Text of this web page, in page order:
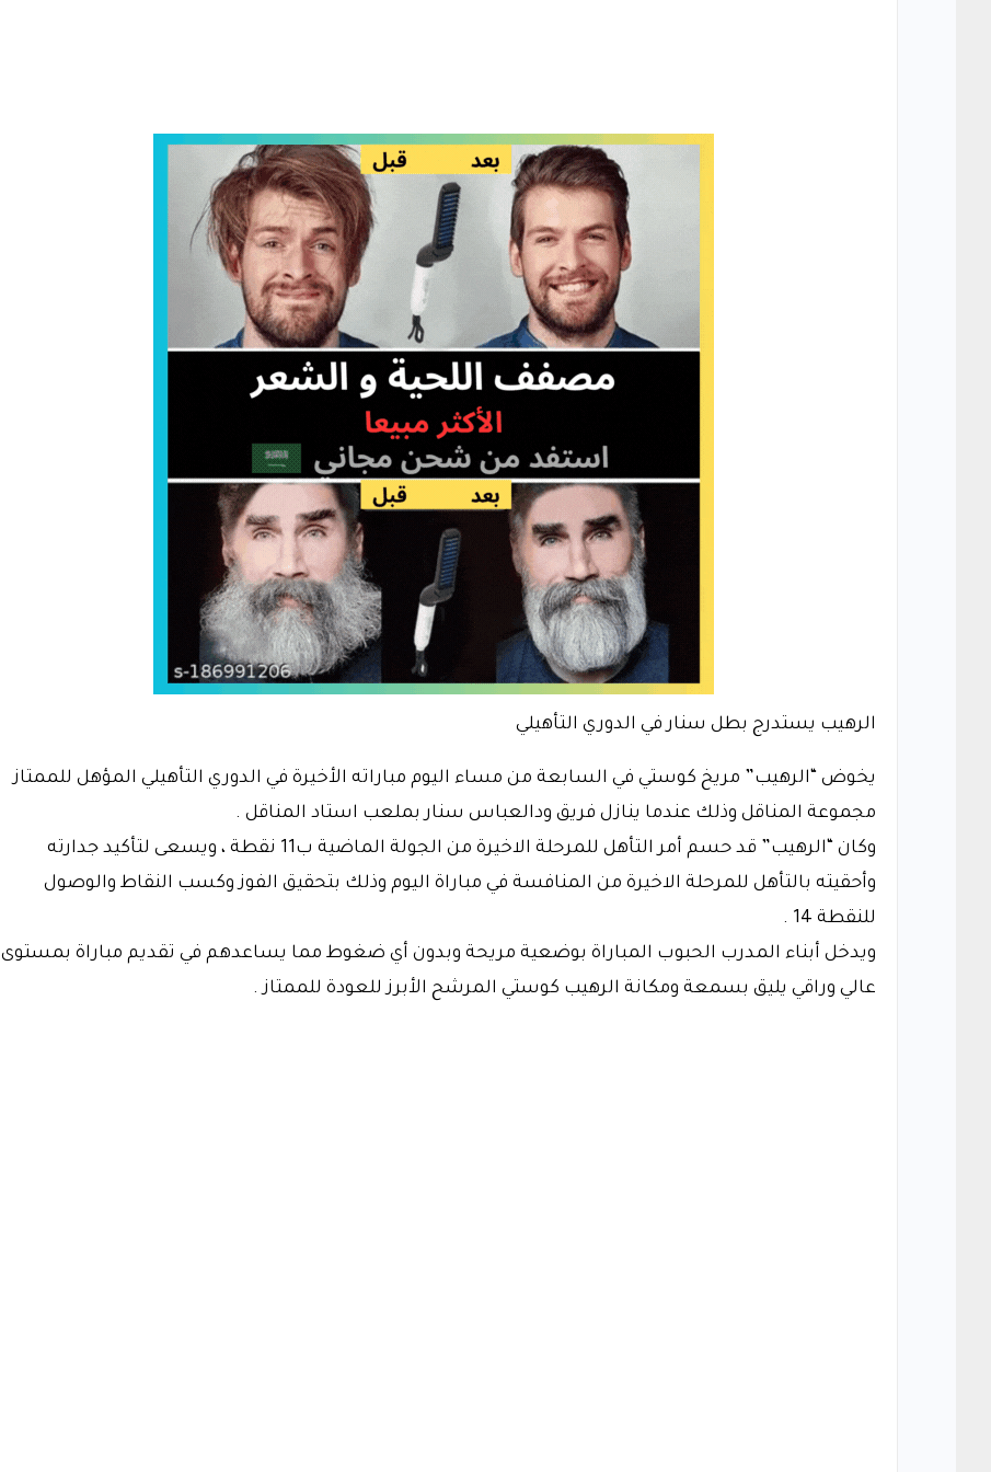
الرهيب يستدرج بطل سنار في الدوري التأهيلي
يخوض “الرهيب” مريخ كوستي في السابعة من مساء اليوم مباراته الأخيرة في الدوري التأهيلي المؤهل للممتاز
مجموعة المناقل وذلك عندما ينازل فريق ودالعباس سنار بملعب استاد المناقل .
وكان “الرهيب” قد حسم أمر التأهل للمرحلة الاخيرة من الجولة الماضية ب11 نقطة ، ويسعى لتأكيد جدارته
وأحقيته بالتأهل للمرحلة الاخيرة من المنافسة في مباراة اليوم وذلك بتحقيق الفوز وكسب النقاط والوصول
للنقطة 14 .
ويدخل أبناء المدرب الحبوب المباراة بوضعية مريحة وبدون أي ضغوط مما يساعدهم في تقديم مباراة بمستوى
عالي وراقي يليق بسمعة ومكانة الرهيب كوستي المرشح الأبرز للعودة للممتاز .